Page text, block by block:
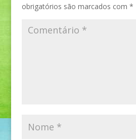
obrigatórios são marcados com *